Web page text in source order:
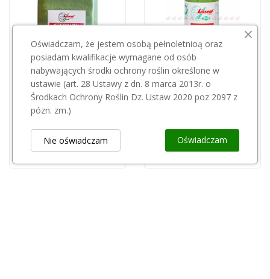
Linseal 5l - płyn do uszczelniania opon
275,00 zł
Oświadczam, że jestem osobą pełnoletnioą oraz
posiadam kwalifikacje wymagane od osób
nabywających środki ochrony roślin określone w
ustawie (art. 28 Ustawy z dn. 8 marca 2013r. o
Środkach Ochrony Roślin Dz. Ustaw 2020 poz 2097 z
pózn. zm.)
Oświadczam
Nie oświadczam